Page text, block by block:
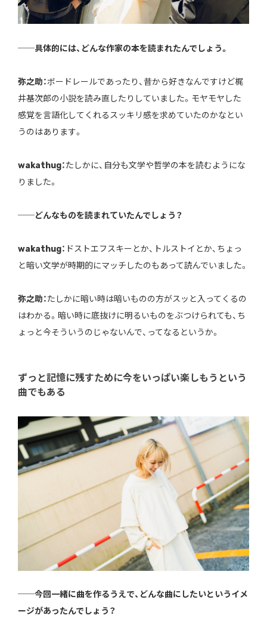
──具体的には、どんな作家の本を読まれたんでしょう。
弥之助：ボードレールであったり、昔から好きなんですけど梶
井基次郎の小説を読み直したりしていました。モヤモヤした
感覚を言語化してくれるスッキリ感を求めていたのかなとい
うのはあります。
wakathug：たしかに、自分も文学や哲学の本を読むようにな
りました。
──どんなものを読まれていたんでしょう？
wakathug： ドストエフスキーとか、トルストイとか、ちょっ
と暗い文学が時期的にマッチしたのもあって読んでいました。
弥之助：たしかに暗い時は暗いものの方がスッと入ってくるの
はわかる。暗い時に底抜けに明るいものをぶつけられても、ち
ょっと今そういうのじゃないんで、ってなるというか。
ずっと記憶に残すために今をいっぱい楽しもうという
曲でもある
──今回一緒に曲を作るうえで、どんな曲にしたいというイメ
ージがあったんでしょう？